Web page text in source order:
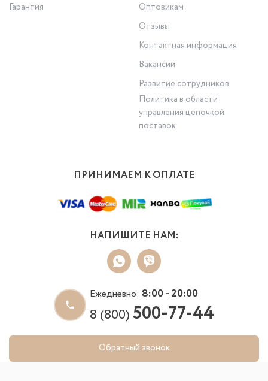
Гарантия
Оптовикам
Отзывы
Контактная информация
Вакансии
Развитие сотрудников
Политика в области
управления цепочкой
поставок
ПРИНИМАЕМ К ОПЛАТЕ
НАПИШИТЕ НАМ:
Ежедневно: 8:00 - 20:00
8 (800)500-77-44
Обратный звонок